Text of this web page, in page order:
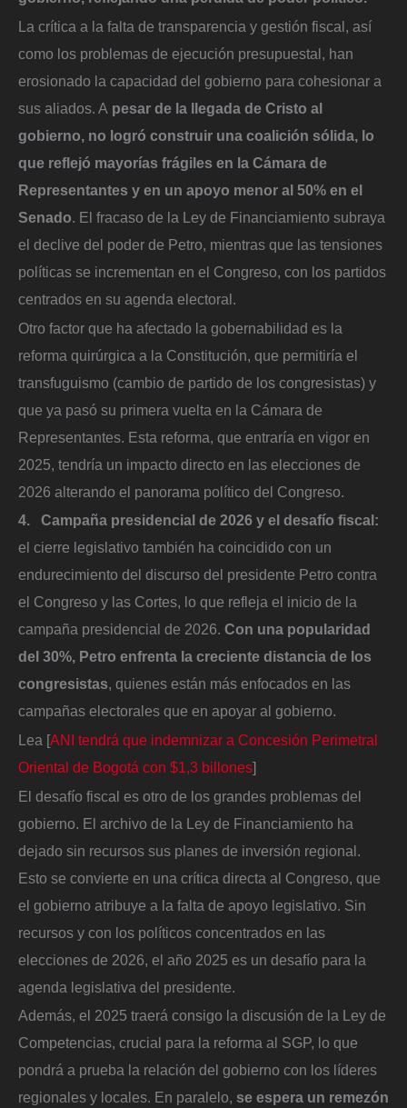
La crítica a la falta de transparencia y gestión fiscal, así
como los problemas de ejecución presupuestal, han
erosionado la capacidad del gobierno para cohesionar a
sus aliados. A pesar de la llegada de Cristo al
gobierno, no logró construir una coalición sólida, lo
que reflejó mayorías frágiles en la Cámara de
Representantes y en un apoyo menor al 50% en el
Senado. El fracaso de la Ley de Financiamiento subraya
el declive del poder de Petro, mientras que las tensiones
políticas se incrementan en el Congreso, con los partidos
centrados en su agenda electoral.
Otro factor que ha afectado la gobernabilidad es la
reforma quirúrgica a la Constitución, que permitiría el
transfuguismo (cambio de partido de los congresistas) y
que ya pasó su primera vuelta en la Cámara de
Representantes. Esta reforma, que entraría en vigor en
2025, tendría un impacto directo en las elecciones de
2026 alterando el panorama político del Congreso.
4. Campaña presidencial de 2026 y el desafío fiscal:
el cierre legislativo también ha coincidido con un
endurecimiento del discurso del presidente Petro contra
el Congreso y las Cortes, lo que refleja el inicio de la
campaña presidencial de 2026. Con una popularidad
del 30%, Petro enfrenta la creciente distancia de los
congresistas, quienes están más enfocados en las
campañas electorales que en apoyar al gobierno.
Lea [ANI tendrá que indemnizar a Concesión Perimetral
Oriental de Bogotá con $1,3 billones]
El desafío fiscal es otro de los grandes problemas del
gobierno. El archivo de la Ley de Financiamiento ha
dejado sin recursos sus planes de inversión regional.
Esto se convierte en una crítica directa al Congreso, que
el gobierno atribuye a la falta de apoyo legislativo. Sin
recursos y con los políticos concentrados en las
elecciones de 2026, el año 2025 es un desafío para la
agenda legislativa del presidente.
Además, el 2025 traerá consigo la discusión de la Ley de
Competencias, crucial para la reforma al SGP, lo que
pondrá a prueba la relación del gobierno con los líderes
regionales y locales. En paralelo, se espera un remezón